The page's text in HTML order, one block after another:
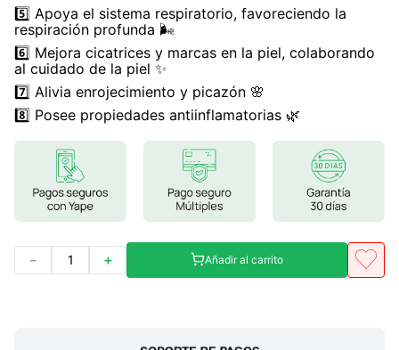
5️⃣ Apoya el sistema respiratorio, favoreciendo la
respiración profunda 🌬️
6️⃣ Mejora cicatrices y marcas en la piel, colaborando
al cuidado de la piel ✨
7️⃣ Alivia enrojecimiento y picazón 🌸
8️⃣ Posee propiedades antiinflamatorias 🌿
＋
－ Añadir al carrito